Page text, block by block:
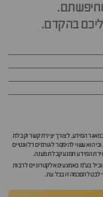
בהקדם.
המידע, לצורך יצירת קשר וקבלת
הוא עשוי להימסר לגורמים רלוונטיים
המידע תמנע קבלת מענה.
בע"מ באמצעים אלקטרוניים לרבות